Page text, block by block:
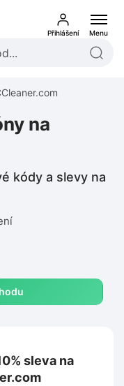
Přihlášení Menu
na
kódy a slevy na
sleva na